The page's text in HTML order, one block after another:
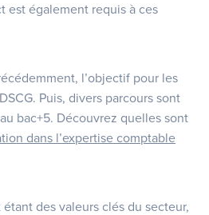
est également requis à ces
l’objectif pour les
Puis, divers parcours sont
bac+5. Découvrez quelles sont
dans l’expertise comptable
des valeurs clés du secteur,